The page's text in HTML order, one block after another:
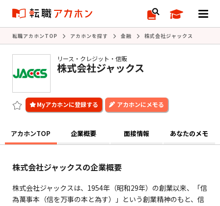
転職アカホンTOP アカホンを探す 金融 株式会社ジャックス
リース・クレジット・信販
株式会社ジャックス
アカホンにメモる
アカホンTOP 企業概要 面接情報 あなたのメモ
株式会社ジャックスの企業概要
株式会社ジャックスは、1954年（昭和29年）の創業以来、「信
為萬事本（信を万事の本と為す）」という創業精神のもと、信